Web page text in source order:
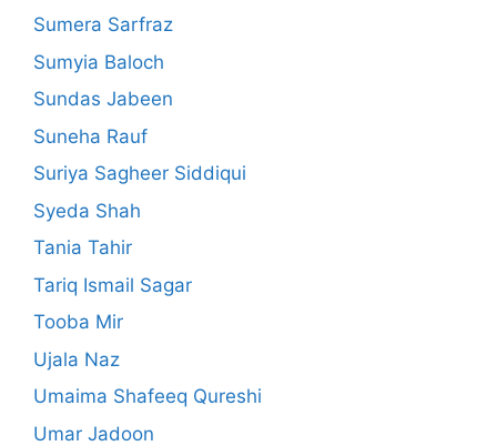
Sumera Sarfraz
Sumyia Baloch
Sundas Jabeen
Suneha Rauf
Suriya Sagheer Siddiqui
Syeda Shah
Tania Tahir
Tariq Ismail Sagar
Tooba Mir
Ujala Naz
Umaima Shafeeq Qureshi
Umar Jadoon